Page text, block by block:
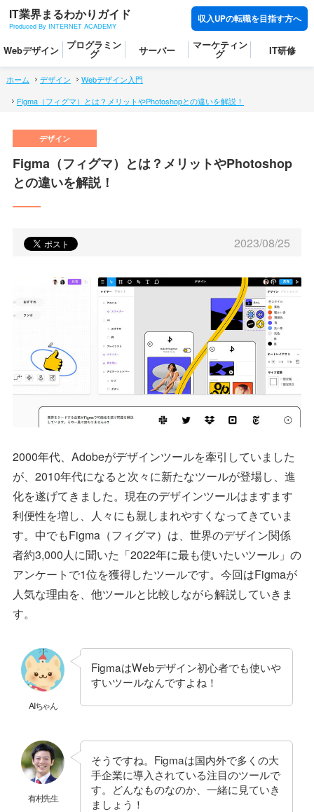
IT業界まるわかりガイド
Produced By INTERNET ACADEMY
収入UPの転職を目指す方へ
Webデザイン プログラミン
グ サーバー マーケティン
グ IT研修
ホーム デザイン
Webデザイン入門
Figma（フィグマ）とは？メリットやPhotoshopとの違いを解説！
Figma（フィグマ）とは？メリットやPhotoshop
との違いを解説！
2023/08/25
2000年代、Adobeがデザインツールを牽引していました
が、2010年代になると次々に新たなツールが登場し、進
化を遂げてきました。現在のデザインツールはますます
利便性を増し、人々にも親しまれやすくなってきていま
す。中でもFigma（フィグマ）は、世界のデザイン関係
者約3,000人に聞いた「2022年に最も使いたいツール」の
アンケートで1位を獲得したツールです。今回はFigmaが
人気な理由を、他ツールと比較しながら解説していきま
す。
AIちゃん
FigmaはWebデザイン初心者でも使いや
すいツールなんですよね！
有村先生
そうですね。Figmaは国内外で多くの大
手企業に導入されている注目のツールで
す。どんなものなのか、一緒に見ていき
ましょう！